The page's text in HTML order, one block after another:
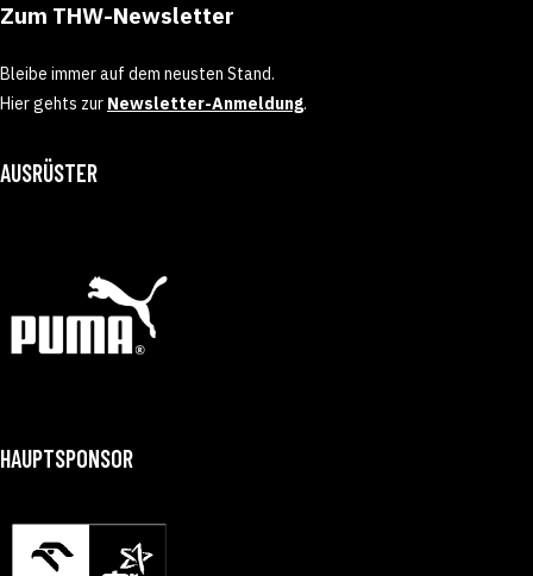
Zum THW-Newsletter
Bleibe immer auf dem neusten Stand.
Hier gehts zur Newsletter-Anmeldung.
AUSRÜSTER
HAUPTSPONSOR